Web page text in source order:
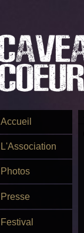
Accueil
L'Association
Photos
Presse
Festival